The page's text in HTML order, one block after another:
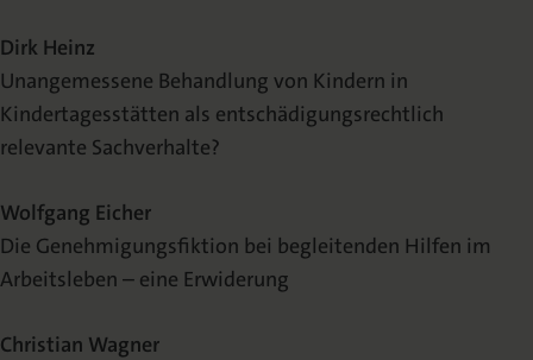
Dirk Heinz
Unangemessene Behandlung von Kindern in
Kindertagesstätten als entschädigungsrechtlich
relevante Sachverhalte?
Wolfgang Eicher
Die Genehmigungsfiktion bei begleitenden Hilfen im
Arbeitsleben – eine Erwiderung
Christian Wagner